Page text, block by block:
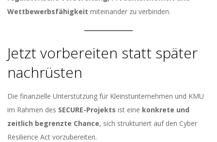
Wettbewerbsfähigkeit miteinander zu verbinden.
Jetzt vorbereiten statt später
nachrüsten
Die finanzielle Unterstützung für Kleinstunternehmen und KMU
im Rahmen des SECURE-Projekts ist eine konkrete und
zeitlich begrenzte Chance, sich strukturiert auf den Cyber
Resilience Act vorzubereiten.